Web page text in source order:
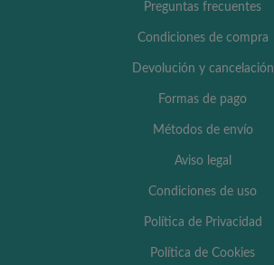
Preguntas frecuentes
Condiciones de compra
Devolución y cancelación
Formas de pago
Métodos de envío
Aviso legal
Condiciones de uso
Política de Privacidad
Política de Cookies